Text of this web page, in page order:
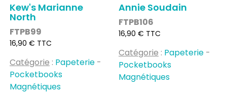
Kew's Marianne
North
FTPB99
Prix
16,90 € TTC
Catégorie : Papeterie -
Pocketbooks
Magnétiques
Annie Soudain
FTPB106
Prix
16,90 € TTC
Catégorie : Papeterie -
Pocketbooks
Magnétiques